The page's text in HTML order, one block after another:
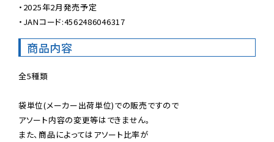
・2025年2月発売予定
・JANコード:4562486046317
商品内容
全5種類
袋単位(メーカー出荷単位)での販売ですので
アソート内容の変更等はできません。
また、商品によってはアソート比率が